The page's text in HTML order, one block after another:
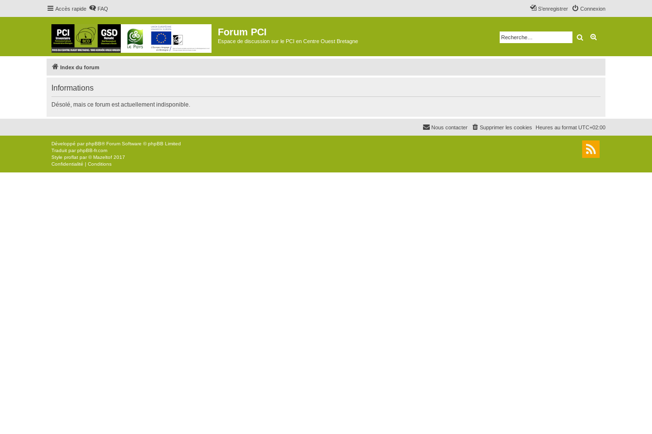
Accès rapide FAQ Connexion
S’enregistrer
Forum PCI
Espace de discussion sur le PCI en Centre Ouest Bretagne Rechercher
Index du forum
Informations
Désolé, mais ce forum est actuellement indisponible.
Heures au format UTC+02:00
Supprimer les cookies
Nous contacter
Développé parphpBB® Forum Software © phpBB Limited
Traduit parphpBB-fr.com
Style proflat par ©Mazeltof 2017
Confidentialité | Conditions